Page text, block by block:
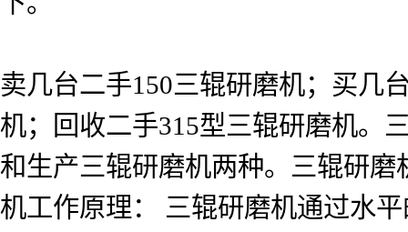
卖几台二手150三辊研磨机；买几
机；回收二手315型三辊研磨机。
和生产三辊研磨机两种。三辊研
机工作原理： 三辊研磨机通过水